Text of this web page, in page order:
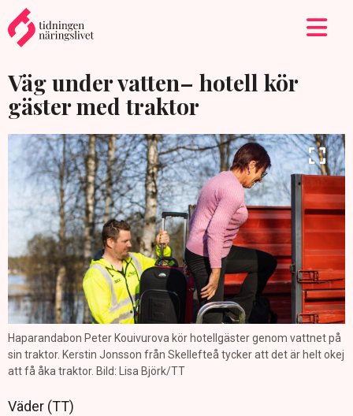
Väg under vatten– hotell kör
gäster med traktor
Haparandabon Peter Kouivurova kör hotellgäster genom vattnet på
sin traktor. Kerstin Jonsson från Skellefteå tycker att det är helt okej
att få åka traktor. Bild: Lisa Björk/TT
Väder (TT)